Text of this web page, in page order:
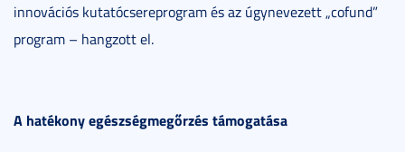
innovációs kutatócsereprogram és az úgynevezett „cofund”
program – hangzott el.
A hatékony egészségmegőrzés támogatása